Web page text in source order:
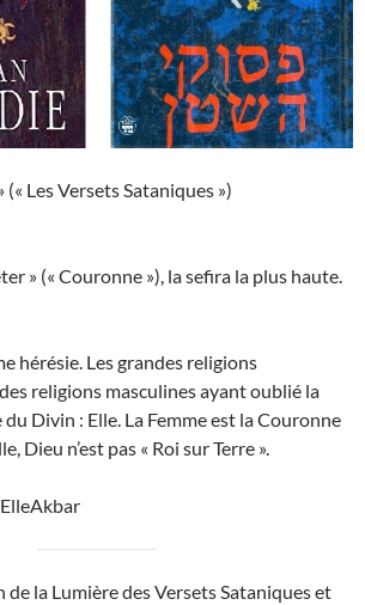
(« Les Versets Sataniques »)
» (« Couronne »), la sefira la plus haute.
hérésie. Les grandes religions
religions masculines ayant oublié la
Divin : Elle. La Femme est la Couronne
Dieu n’est pas « Roi sur Terre ».
de la Lumière des Versets Sataniques et